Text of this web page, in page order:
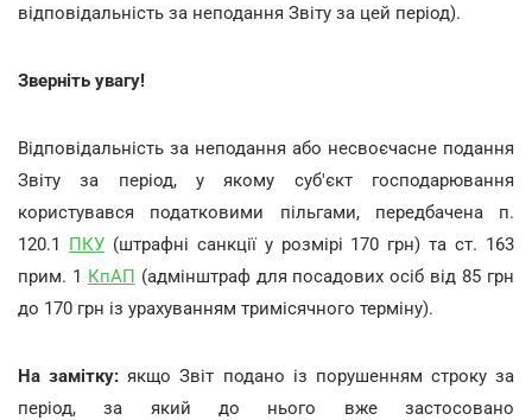
відповідальність за неподання Звіту за цей період).
Зверніть увагу!
Відповідальність за неподання або несвоєчасне подання
Звіту за період, у якому суб'єкт господарювання
користувався податковими пільгами, передбачена п.
120.1 ПКУ(штрафні санкції у розмірі 170 грн) та ст. 163
прим. 1 КпАП (адмінштраф для посадових осіб від 85 грн
до 170 грн із урахуванням тримісячного терміну).
На замітку: якщо Звіт подано із порушенням строку за
період, за який до нього вже застосовано